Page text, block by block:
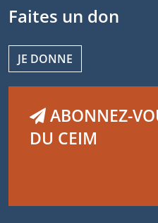
Faites un don
JE DONNE
ABONNEZ-
DU CEIM